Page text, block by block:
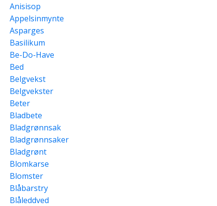
Anisisop
Appelsinmynte
Asparges
Basilikum
Be-Do-Have
Bed
Belgvekst
Belgvekster
Beter
Bladbete
Bladgrønnsak
Bladgrønnsaker
Bladgrønt
Blomkarse
Blomster
Blåbarstry
Blåleddved